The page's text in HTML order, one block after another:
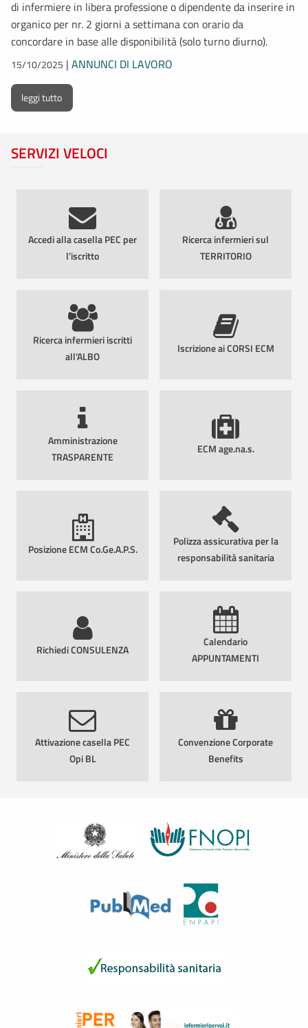
di infermiere in libera professione o dipendente da inserire in
organico per nr. 2 giorni a settimana con orario da
concordare in base alle disponibilità (solo turno diurno).
15/10/2025 | ANNUNCI DI LAVORO
leggi tutto
SERVIZI VELOCI
Accedi alla casella PEC per
l’iscritto
Ricerca infermieri sul
TERRITORIO
Ricerca infermieri iscritti
all’ALBO
Iscrizione ai CORSI ECM
Amministrazione
TRASPARENTE
ECM age.na.s.
Posizione ECM Co.Ge.A.P.S.
Polizza assicurativa per la
responsabilità sanitaria
Richiedi CONSULENZA
Calendario
APPUNTAMENTI
Attivazione casella PEC
Opi BL
Convenzione Corporate
Benefits